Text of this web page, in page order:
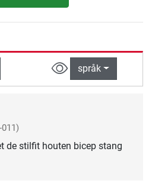
språk
011)
de stilfit houten bicep stang